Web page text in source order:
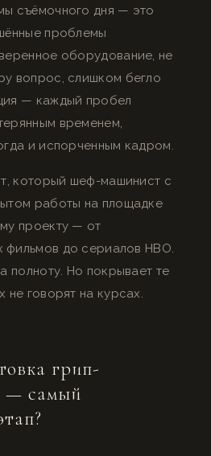
съёмочного дня — это
проблемы
оборудование, не
вопрос, слишком бегло
— каждый пробел
временем,
и испорченным кадром.
который шеф-машинист с
работы на площадке
проекту — от
до сериалов HBO.
полноту. Но покрывает те
не говорят на курсах.
грип-
— самый